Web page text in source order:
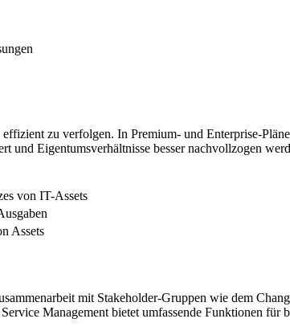
zu verfolgen. In Premium- und Enterprise-
Eigentumsverhältnisse besser nachvollzogen
von IT-Assets
Assets
mit Stakeholder-Gruppen wie dem
Management bietet umfassende Funktionen